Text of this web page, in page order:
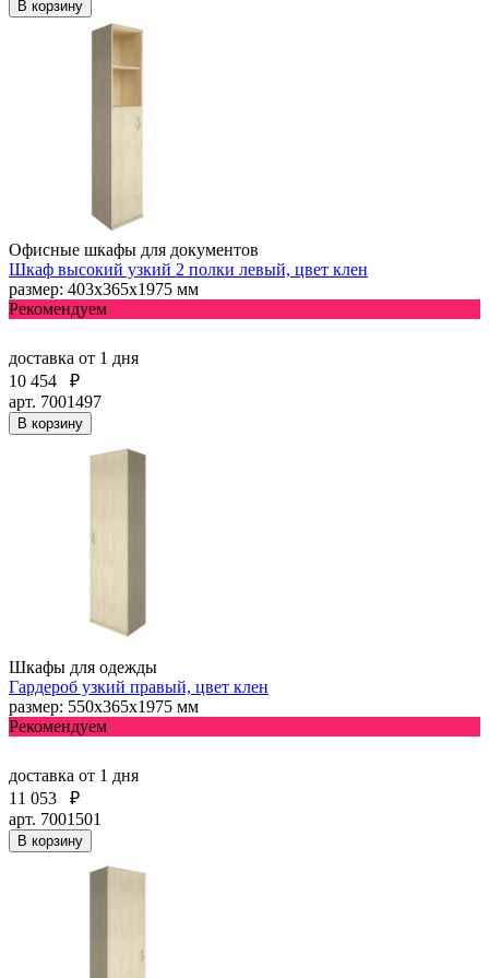
В корзину
Офисные шкафы для документов
Шкаф высокий узкий 2 полки левый, цвет клен
размер: 403х365х1975 мм
Рекомендуем
доставка от 1 дня
10 454
₽
арт. 7001497
В корзину
Шкафы для одежды
Гардероб узкий правый, цвет клен
размер: 550х365х1975 мм
Рекомендуем
доставка от 1 дня
11 053
₽
арт. 7001501
В корзину